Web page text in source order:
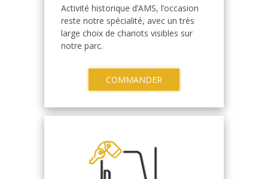
Activité historique d’AMS, l’occasion
reste notre spécialité, avec un très
large choix de chariots visibles sur
notre parc.
COMMANDER